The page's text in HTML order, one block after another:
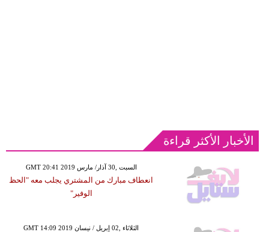
الأخبار الأكثر قراءة
GMT 20:41 2019 السبت ,30 آذار/ مارس
انعطاف مبارك من المشتري يجلب معه "الحظ
الوفير"
GMT 14:09 2019 الثلاثاء ,02 إبريل / نيسان